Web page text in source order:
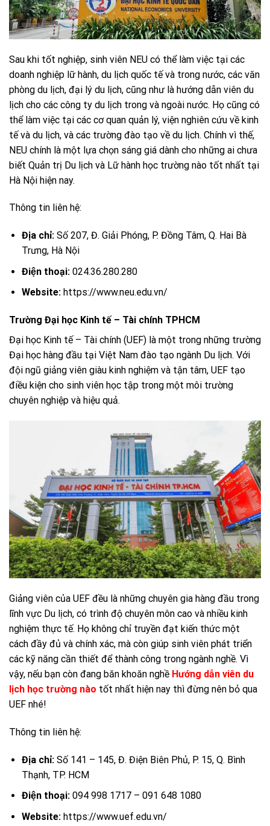
Sau khi tốt nghiệp, sinh viên NEU có thể làm việc tại các
doanh nghiệp lữ hành, du lịch quốc tế và trong nước, các văn
phòng du lịch, đại lý du lịch, cũng như là hướng dẫn viên du
lịch cho các công ty du lịch trong và ngoài nước. Họ cũng có
thể làm việc tại các cơ quan quản lý, viện nghiên cứu về kinh
tế và du lịch, và các trường đào tạo về du lịch. Chính vì thế,
NEU chính là một lựa chọn sáng giá dành cho những ai chưa
biết Quản trị Du lịch và Lữ hành học trường nào tốt nhất tại
Hà Nội hiện nay.
Thông tin liên hệ:
Địa chỉ:Số 207, Đ. Giải Phóng, P. Đồng Tâm, Q. Hai Bà
Trưng, Hà Nội
Điện thoại:024.36.280.280
Website:https://www.neu.edu.vn/
Trường Đại học Kinh tế – Tài chính TPHCM
Đại học Kinh tế – Tài chính (UEF) là một trong những trường
Đại học hàng đầu tại Việt Nam đào tạo ngành Du lịch. Với
đội ngũ giảng viên giàu kinh nghiệm và tận tâm, UEF tạo
điều kiện cho sinh viên học tập trong một môi trường
chuyên nghiệp và hiệu quả.
Giảng viên của UEF đều là những chuyên gia hàng đầu trong
lĩnh vực Du lịch, có trình độ chuyên môn cao và nhiều kinh
nghiệm thực tế. Họ không chỉ truyền đạt kiến thức một
cách đầy đủ và chính xác, mà còn giúp sinh viên phát triển
các kỹ năng cần thiết để thành công trong ngành nghề. Vì
vậy, nếu bạn còn đang băn khoăn nghề Hướng dẫn viên du
lịch học trường nào tốt nhất hiện nay thì đừng nên bỏ qua
UEF nhé!
Thông tin liên hệ:
Địa chỉ:Số 141 – 145, Đ. Điện Biên Phủ, P. 15, Q. Bình
Thạnh, TP. HCM
Điện thoại:094 998 1717 – 091 648 1080
Website:https://www.uef.edu.vn/